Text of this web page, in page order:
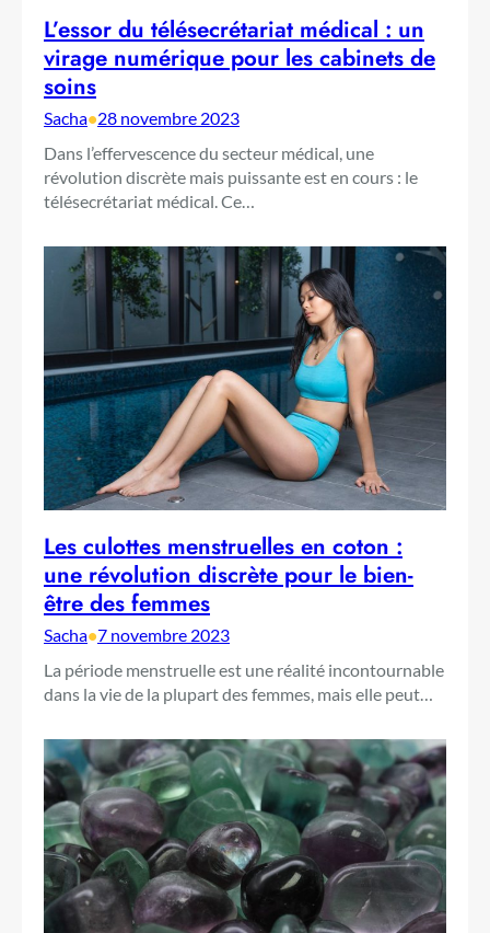
L’essor du télésecrétariat médical : un
virage numérique pour les cabinets de
soins
Sacha•28 novembre 2023
Dans l’effervescence du secteur médical, une
révolution discrète mais puissante est en cours : le
télésecrétariat médical. Ce…
Les culottes menstruelles en coton :
une révolution discrète pour le bien-
être des femmes
Sacha•7 novembre 2023
La période menstruelle est une réalité incontournable
dans la vie de la plupart des femmes, mais elle peut…